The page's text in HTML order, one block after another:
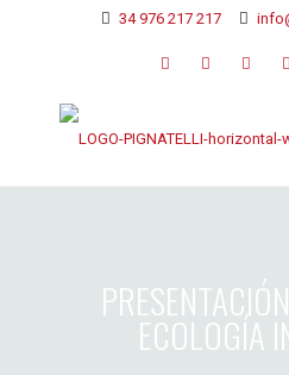
34 976 217 217
ECOLOGÍA